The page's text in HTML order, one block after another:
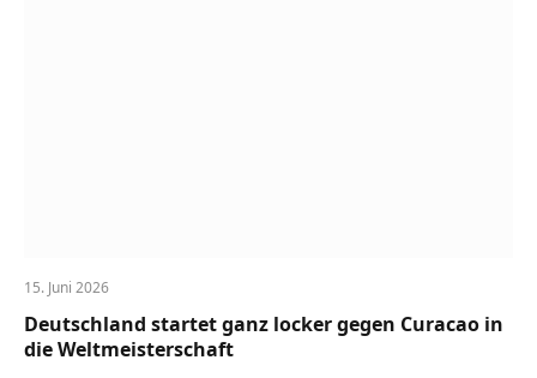
15. Juni 2026
Deutschland startet ganz locker gegen Curacao in
die Weltmeisterschaft